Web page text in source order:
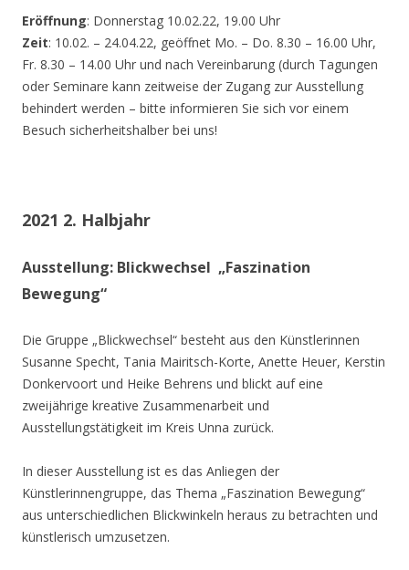
Eröffnung: Donnerstag 10.02.22, 19.00 Uhr
Zeit: 10.02. – 24.04.22, geöffnet Mo. – Do. 8.30 – 16.00 Uhr,
Fr. 8.30 – 14.00 Uhr und nach Vereinbarung (durch Tagungen
oder Seminare kann zeitweise der Zugang zur Ausstellung
behindert werden – bitte informieren Sie sich vor einem
Besuch sicherheitshalber bei uns!
2021 2. Halbjahr
Ausstellung: Blickwechsel „Faszination
Bewegung“
Die Gruppe „Blickwechsel“ besteht aus den Künstlerinnen
Susanne Specht, Tania Mairitsch-Korte, Anette Heuer, Kerstin
Donkervoort und Heike Behrens und blickt auf eine
zweijährige kreative Zusammenarbeit und
Ausstellungstätigkeit im Kreis Unna zurück.
In dieser Ausstellung ist es das Anliegen der
Künstlerinnengruppe, das Thema „Faszination Bewegung“
aus unterschiedlichen Blickwinkeln heraus zu betrachten und
künstlerisch umzusetzen.